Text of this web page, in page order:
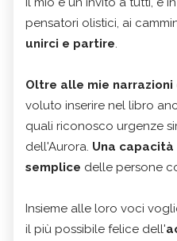
pensatori olistici, ai
unirci e partire.
Oltre alle mie
voluto inserire nel libro
quali riconosco urgenze
dell'Aurora. Una
semplice delle persone
Insieme alle loro voci
il più possibile felice dell'